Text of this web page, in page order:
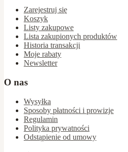
Zarejestruj się
Koszyk
Listy zakupowe
Lista zakupionych produktów
Historia transakcji
Moje rabaty
Newsletter
O nas
Wysyłka
Sposoby płatności i prowizje
Regulamin
Polityka prywatności
Odstąpienie od umowy